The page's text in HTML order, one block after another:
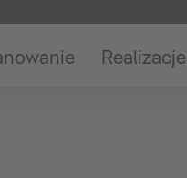
Realizacje